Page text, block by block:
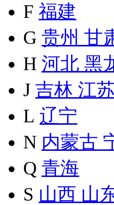
F 福建
G 贵州 甘
H 河北 黑
J 吉林 江
L 辽宁
N 内蒙古
Q 青海
S 山西 山